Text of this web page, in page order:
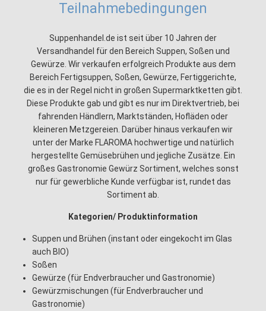
Teilnahmebedingungen
Suppenhandel.de ist seit über 10 Jahren der
Versandhandel für den Bereich Suppen, Soßen und
Gewürze. Wir verkaufen erfolgreich Produkte aus dem
Bereich Fertigsuppen, Soßen, Gewürze, Fertiggerichte,
die es in der Regel nicht in großen Supermarktketten gibt.
Diese Produkte gab und gibt es nur im Direktvertrieb, bei
fahrenden Händlern, Marktständen, Hofläden oder
kleineren Metzgereien. Darüber hinaus verkaufen wir
unter der Marke FLAROMA hochwertige und natürlich
hergestellte Gemüsebrühen und jegliche Zusätze. Ein
großes Gastronomie Gewürz Sortiment, welches sonst
nur für gewerbliche Kunde verfügbar ist, rundet das
Sortiment ab.
Kategorien/ Produktinformation
Suppen und Brühen (instant oder eingekocht im Glas
auch BIO)
Soßen
Gewürze (für Endverbraucher und Gastronomie)
Gewürzmischungen (für Endverbraucher und
Gastronomie)